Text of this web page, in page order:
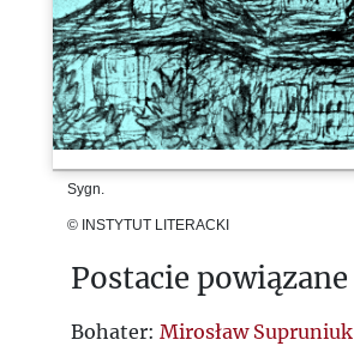
Sygn.
© INSTYTUT LITERACKI
Postacie powiązane
Bohater: Mirosław Supruniuk